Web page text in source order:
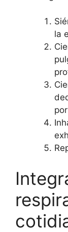
la